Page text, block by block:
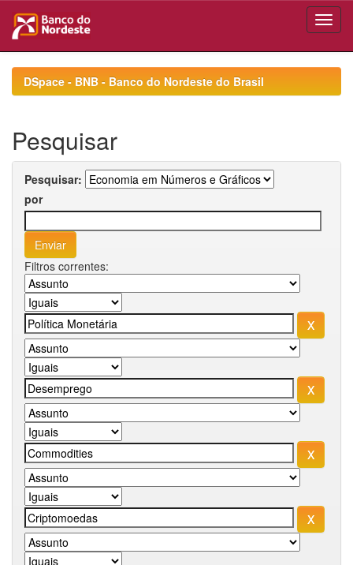
navigationDSpace - BNB - Banco do Nordeste do Brasil
Pesquisar
Pesquisar:
por
Filtros correntes: